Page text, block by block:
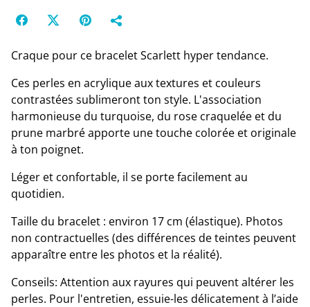
Craque pour ce bracelet Scarlett hyper tendance.
Ces perles en acrylique aux textures et couleurs
contrastées sublimeront ton style. L'association
harmonieuse du turquoise, du rose craquelée et du
prune marbré apporte une touche colorée et originale
à ton poignet.
Léger et confortable, il se porte facilement au
quotidien.
Taille du bracelet : environ 17 cm (élastique). Photos
non contractuelles (des différences de teintes peuvent
apparaître entre les photos et la réalité).
Conseils: Attention aux rayures qui peuvent altérer les
perles. Pour l'entretien, essuie-les délicatement à l’aide